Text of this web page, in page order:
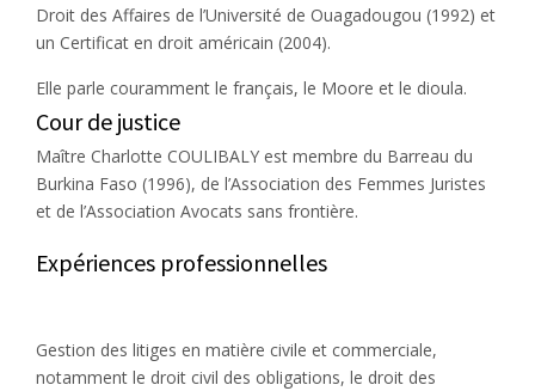
Droit des Affaires de l’Université de Ouagadougou (1992) et
un Certificat en droit américain (2004).
Elle parle couramment le français, le Moore et le dioula.
Cour de justice
Maître Charlotte COULIBALY est membre du Barreau du
Burkina Faso (1996), de l’Association des Femmes Juristes
et de l’Association Avocats sans frontière.
Expériences professionnelles
Gestion des litiges en matière civile et commerciale,
notamment le droit civil des obligations, le droit des